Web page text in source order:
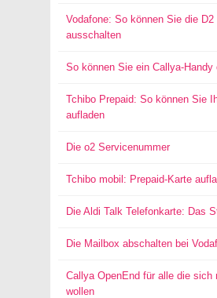
Vodafone: So können Sie die D2
ausschalten
So können Sie ein Callya-Handy
Tchibo Prepaid: So können Sie
aufladen
Die o2 Servicenummer
Tchibo mobil: Prepaid-Karte
Die Aldi Talk Telefonkarte: Das
Die Mailbox abschalten bei
Callya OpenEnd für alle die sich
wollen